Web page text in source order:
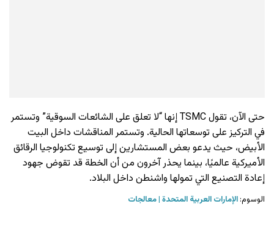
حتى الآن، تقول TSMC إنها “لا تعلق على الشائعات السوقية” وتستمر
في التركيز على توسعاتها الحالية. وتستمر المناقشات داخل البيت
الأبيض، حيث يدعو بعض المستشارين إلى توسيع تكنولوجيا الرقائق
الأميركية عالميًا، بينما يحذر آخرون من أن الخطة قد تقوض جهود
إعادة التصنيع التي تمولها واشنطن داخل البلاد.
الوسوم: الإمارات العربية المتحدة معالجات